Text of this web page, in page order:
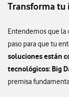
Transforma
Entendemos que la
paso para que tu
soluciones están
tecnológicos: Big
premisa